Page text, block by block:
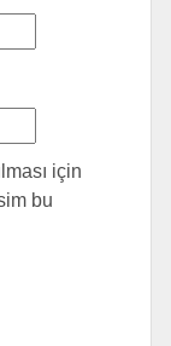
için
bu